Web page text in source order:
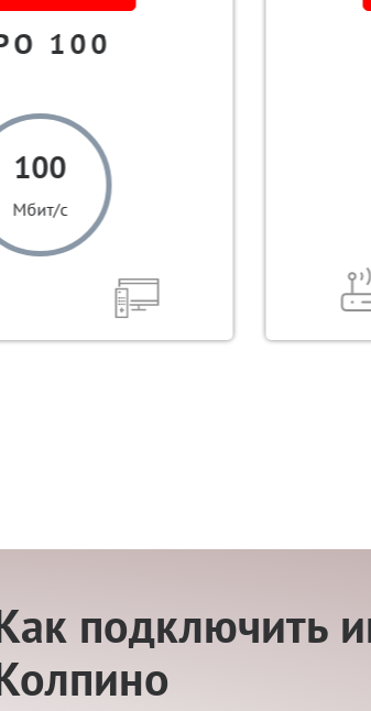
100
100
Мбит/с
подключить